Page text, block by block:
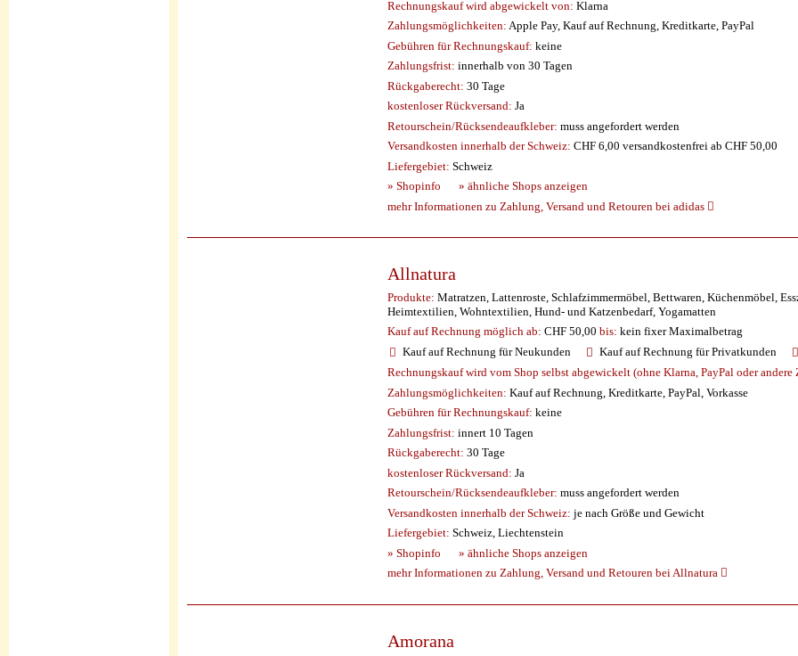
Rechnungskauf wird abgewickelt von: Klarna
Zahlungsmöglichkeiten: Apple Pay, Kauf auf Rechnung, Kreditkarte, PayPal
Gebühren für Rechnungskauf: keine
Zahlungsfrist: innerhalb von 30 Tagen
Rückgaberecht: 30 Tage
kostenloser Rückversand: Ja
Retourschein/Rücksendeaufkleber: muss angefordert werden
Versandkosten innerhalb der Schweiz: CHF 6,00 versandkostenfrei ab CHF 50,00
Liefergebiet: Schweiz
» Shopinfo
» ähnliche Shops anzeigen
mehr Informationen zu Zahlung, Versand und Retouren bei adidas
Allnatura
Produkte: Matratzen, Lattenroste, Schlafzimmermöbel, Bettwaren, Küchenmöbel,
Heimtextilien, Wohntextilien, Hund- und Katzenbedarf, Yogamatten
Kauf auf Rechnung möglich ab: CHF 50,00 bis: kein fixer Maximalbetrag
Kauf auf Rechnung für Neukunden
Kauf auf Rechnung für Privatkunden
Rechnungskauf wird vom Shop selbst abgewickelt (ohne Klarna, PayPal oder
Zahlungsmöglichkeiten: Kauf auf Rechnung, Kreditkarte, PayPal, Vorkasse
Gebühren für Rechnungskauf: keine
Zahlungsfrist: innert 10 Tagen
Rückgaberecht: 30 Tage
kostenloser Rückversand: Ja
Retourschein/Rücksendeaufkleber: muss angefordert werden
Versandkosten innerhalb der Schweiz: je nach Größe und Gewicht
Liefergebiet: Schweiz, Liechtenstein
» Shopinfo
» ähnliche Shops anzeigen
mehr Informationen zu Zahlung, Versand und Retouren bei Allnatura
Amorana